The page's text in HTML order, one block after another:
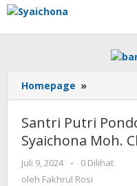
Lewati
konten
Homepage »
Putri
Moh.
Santri Putri
Syaichona Moh.
Juli 9, 2024
oleh
Fakhrul
-
0 Dilihat
oleh Fakhrul Rosi